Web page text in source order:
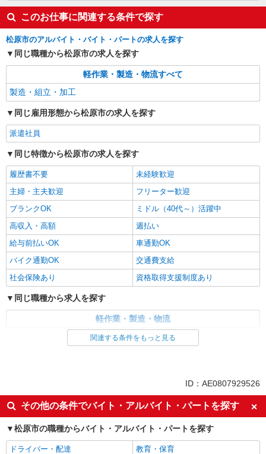
このお仕事に関連する条件で探す
松原市のアルバイト・バイト・パートの求人を探す
同じ職種から松原市の求人を探す
軽作業・製造・物流すべて
製造・組立・加工
同じ雇用形態から松原市の求人を探す
派遣社員
同じ特徴から松原市の求人を探す
履歴書不要
未経験歓迎
主婦・主夫歓迎
フリーター歓迎
ブランクOK
ミドル（40代～）活躍中
高収入・高額
週払い
給与前払いOK
車通勤OK
バイク通勤OK
交通費支給
社会保険あり
資格取得支援制度あり
同じ職種から求人を探す
軽作業・製造・物流
車通勤OK
交通費支給
社会保険あり
関連する条件をもっと見る
ID：AE0807929526
その他の条件でバイト・アルバイト・パートを探す
松原市の職種からバイト・アルバイト・パートを探す
ドライバー・配達
教育・保育